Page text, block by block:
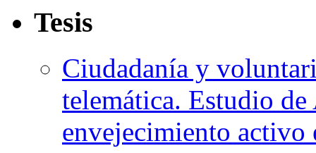
Tesis
Ciudadanía y
telemática. Estudio
envejecimiento activo